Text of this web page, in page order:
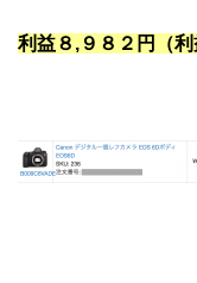
利益８,９８２円（利